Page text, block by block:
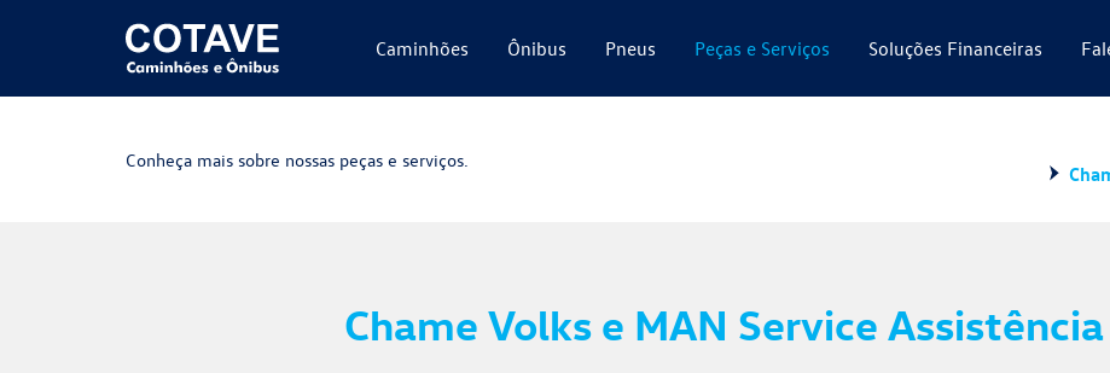
Caminhões Ônibus Pneus Peças e Serviços Soluções Financeiras
Conheça mais sobre nossas peças e serviços.
Chame Volks e MAN Service